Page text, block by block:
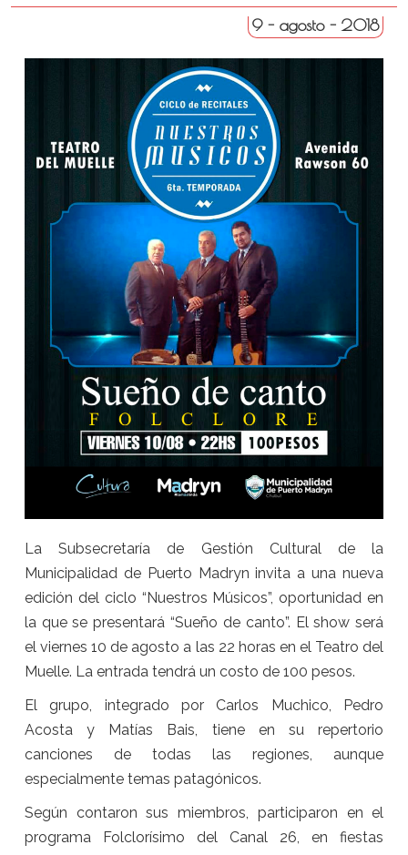
9 - agosto - 2018
La Subsecretaría de Gestión Cultural de la
Municipalidad de Puerto Madryn invita a una nueva
edición del ciclo “Nuestros Músicos”, oportunidad en
la que se presentará “Sueño de canto”. El show será
el viernes 10 de agosto a las 22 horas en el Teatro del
Muelle. La entrada tendrá un costo de 100 pesos.
El grupo, integrado por Carlos Muchico, Pedro
Acosta y Matías Bais, tiene en su repertorio
canciones de todas las regiones, aunque
especialmente temas patagónicos.
Según contaron sus miembros, participaron en el
programa Folclorísimo del Canal 26, en fiestas